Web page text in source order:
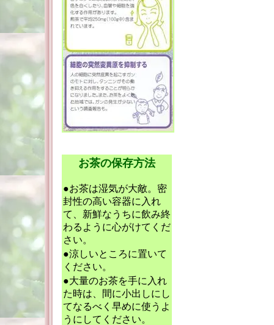
お茶の保存方法
●お茶は湿気が大敵。密
封性の高い容器に入れ
て、新鮮なうちに飲み終
わるように心がけてくだ
さい。
●涼しいところに置いて
ください。
●大量のお茶を手に入れ
た時は、間に小出しにし
てなるべく早めに使うよ
うにしてください。